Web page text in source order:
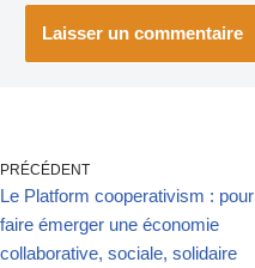
PRÉCÉDENT
Le Platform cooperativism : pour
faire émerger une économie
collaborative, sociale, solidaire